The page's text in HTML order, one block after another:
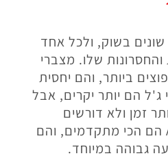
שונים בשוק, ולכל אחד
שלו. מצברי
ביותר, והם יחסית
ג'ל הם יותר יקרים, אבל
זמן ולא דורשים
תחזוקה. מצברי AGM הם הכי מתקדמים, והם
גבוהה במיוחד.